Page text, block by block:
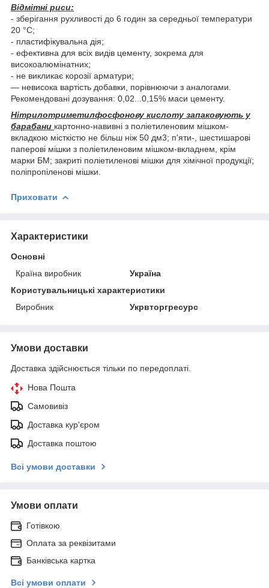
Відмітні риси:
- зберігання рухливості до 6 годин за середньої температури
20 °C;
- пластифікувальна дія;
- ефективна для всіх видів цементу, зокрема для
високоалюмінатних;
- не викликає корозії арматури;
— невисока вартість добавки, порівнюючи з аналогами.
Рекомендовані дозування: 0,02...0,15% маси цементу.
Нітрилотриметилфосфонову кислоту запаковують у
барабани картонно-навивні з поліетиленовим мішком-
вкладкою місткістю не більш ніж 50 дм3; п'яти-, шестишарові
паперові мішки з поліетиленовим мішком-вкладнем, крім
марки БМ; закриті поліетиленові мішки для хімічної продукції;
поліпропіленові мішки.
Приховати
Характеристики
Основні
Країна виробник
Україна
Користувальницькі характеристики
Виробник
Укрвторгресурс
Умови доставки
Доставка здійснюється тільки по передоплаті.
Нова Пошта
Самовивіз
Доставка кур'єром
Доставка поштою
Всі умови доставки
Умови оплати
Готівкою
Оплата за реквізитами
Банківська картка
Всі умови оплати